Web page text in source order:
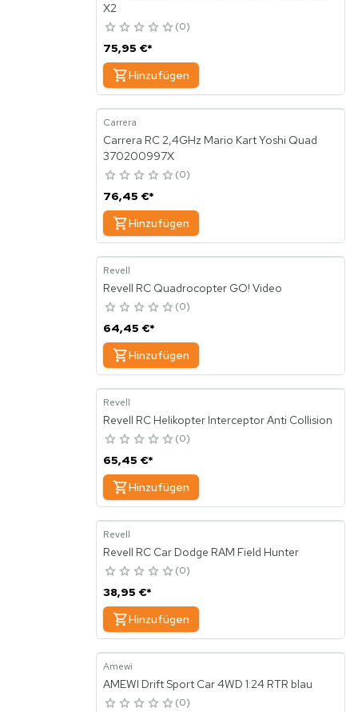
X2
0
75,95 €*
Hinzufügen
Carrera
Carrera RC 2,4GHz Mario Kart Yoshi Quad
370200997X
0
76,45 €*
Hinzufügen
Revell
Revell RC Quadrocopter GO! Video
0
64,45 €*
Hinzufügen
Revell
Revell RC Helikopter Interceptor Anti Collision
0
65,45 €*
Hinzufügen
Revell
Revell RC Car Dodge RAM Field Hunter
0
38,95 €*
Hinzufügen
Amewi
AMEWI Drift Sport Car 4WD 1:24 RTR blau
0